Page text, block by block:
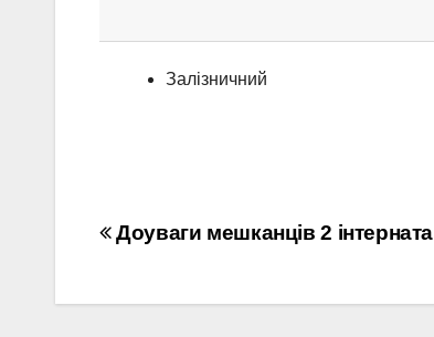
Залізничний
Навігація
Доуваги мешканців 2 інтерната